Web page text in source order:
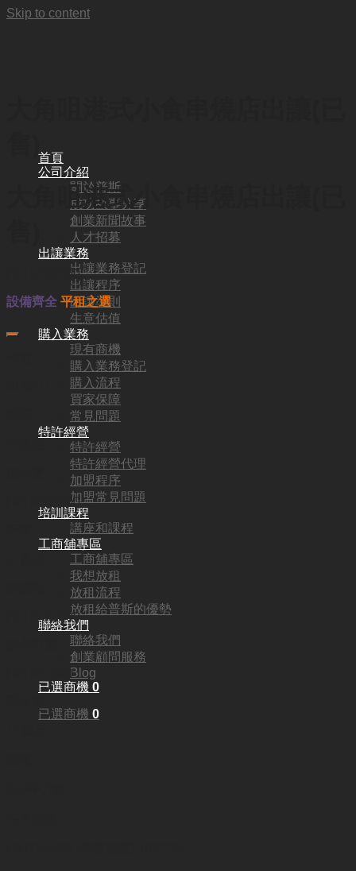
Skip to content
首頁
公司介紹
關於普斯
成功故事分享
創業新聞故事
人才招募
出讓業務
出讓業務登記
出讓程序
出讓準則
生意估值
購入業務
現有商機
購入業務登記
購入流程
買家保障
常見問題
特許經營
特許經營
特許經營代理
加盟程序
加盟常見問題
培訓課程
講座和課程
工商舖專區
工商舖專區
我想放租
放租流程
放租給普斯的優勢
聯絡我們
聯絡我們
創業顧問服務
Blog
已選商機 0
已選商機 0
大角咀港式小食串燒店出讓(已
228,000
設備齊全 平租之選
228,000
HKD120,000
HKD20,000